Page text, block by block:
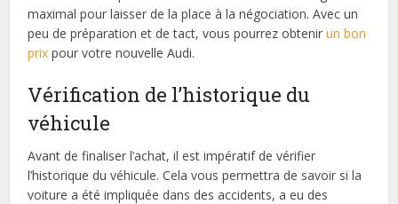
maximal pour laisser de la place à la négociation. Avec un
peu de préparation et de tact, vous pourrez obtenirun bon
prix pour votre nouvelle Audi.
Vérification de l’historique du
véhicule
Avant de finaliser l’achat, il est impératif de vérifier
l’historique du véhicule. Cela vous permettra de savoir si la
voiture a été impliquée dans des accidents, a eu des